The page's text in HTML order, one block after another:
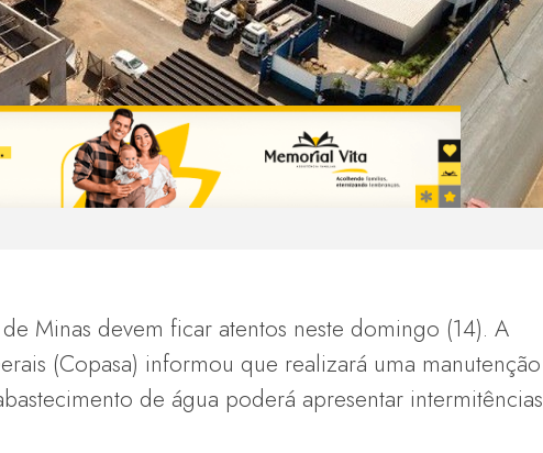
Minas devem ficar atentos neste domingo (14). A
(Copasa) informou que realizará uma manutenção
de água poderá apresentar intermitências